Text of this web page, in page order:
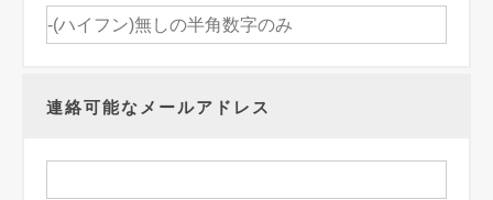
連絡可能なメールアドレス